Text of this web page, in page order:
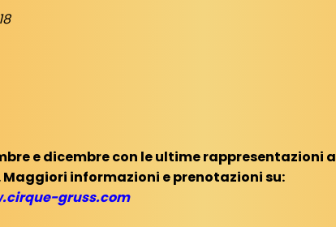
e dicembre con le ultime rappresentazioni a
informazioni e prenotazioni su:
gruss.com